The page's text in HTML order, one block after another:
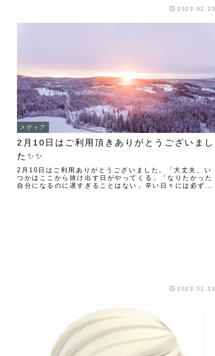
2023.02.23
メディア
2月10日はご利用頂きありがとうございまし
た✨✨
2月10日はご利用ありがとうございました。「大丈夫、い
つかはここから抜け出す日がやってくる」「なりたかった
自分になるのに遅すぎることはない」辛い日々には必ず終
2023.02.11